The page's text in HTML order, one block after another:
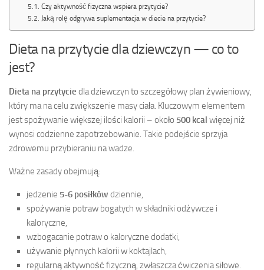
Czy aktywność fizyczna wspiera przytycie?
Jaką rolę odgrywa suplementacja w diecie na przytycie?
Dieta na przytycie dla dziewczyn — co to
jest?
Dieta na przytycie dla dziewczyn to szczegółowy plan żywieniowy,
który ma na celu zwiększenie masy ciała. Kluczowym elementem
jest spożywanie większej ilości kalorii – około 500 kcal więcej niż
wynosi codzienne zapotrzebowanie. Takie podejście sprzyja
zdrowemu przybieraniu na wadze.
Ważne zasady obejmują:
jedzenie 5-6 posiłków dziennie,
spożywanie potraw bogatych w składniki odżywcze i
kaloryczne,
wzbogacanie potraw o kaloryczne dodatki,
używanie płynnych kalorii w koktajlach,
regularną aktywność fizyczną, zwłaszcza ćwiczenia siłowe.